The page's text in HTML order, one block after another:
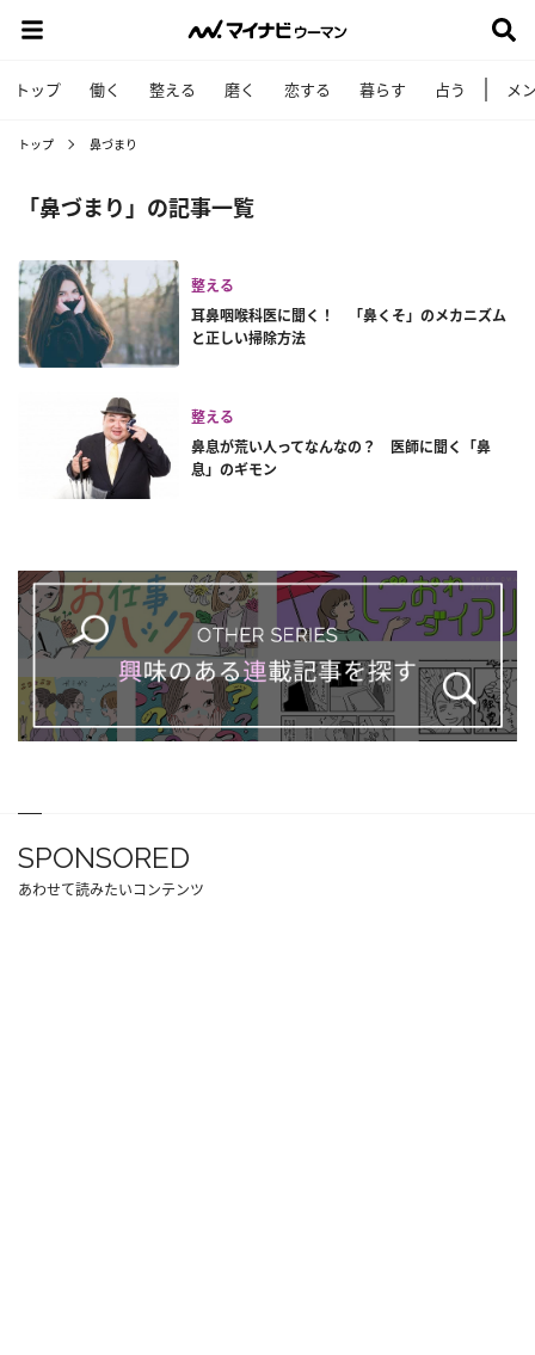
トップ 働く 整える 磨く 恋する 暮らす 占う メ
トップ 鼻づまり
「鼻づまり」の記事一覧
整える
耳鼻咽喉科医に聞く！ 「鼻くそ」のメカニズム
と正しい掃除方法
整える
鼻息が荒い人ってなんなの？ 医師に聞く「鼻
息」のギモン
SPONSORED
あわせて読みたいコンテンツ